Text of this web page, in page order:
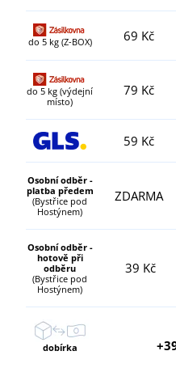
do 5 kg (Z-BOX) 69 Kč
do 5 kg (výdejní
místo)
79 Kč
59 Kč
Osobní odběr -
platba předem
(Bystřice pod
Hostýnem)
ZDARMA
Osobní odběr -
hotově při
odběru
(Bystřice pod
Hostýnem)
39 Kč
dobírka